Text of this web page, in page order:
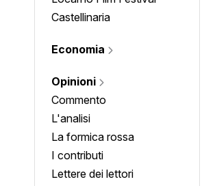
Castellinaria
Economia
Opinioni
Commento
L'analisi
La formica rossa
I contributi
Lettere dei lettori